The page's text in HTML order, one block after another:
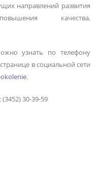
направлений развития
качества,
узнать по телефону
в социальной сети
.
30-39-59